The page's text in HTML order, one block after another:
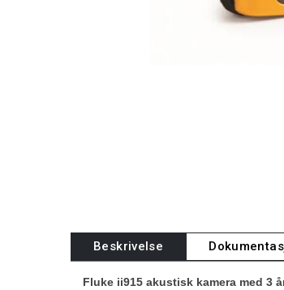
Beskrivelse
Fluke ii915 akustisk kamera med 3